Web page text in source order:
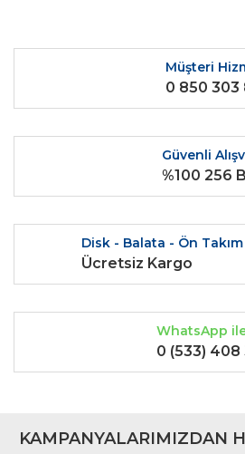
Müşteri
0 850 303
Güvenli
%100 256
Disk - Balata - Ön
Ücretsiz Kargo
WhatsApp
0 (533) 408
KAMPANYALARIMIZDAN